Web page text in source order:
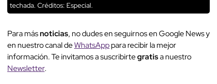
techada. Créditos: Especial.
Para másnoticias, no dudes en seguirnos en Google News y
en nuestro canal deWhatsApppara recibir la mejor
información. Te invitamos a suscribirtegratisa nuestro
Newsletter.